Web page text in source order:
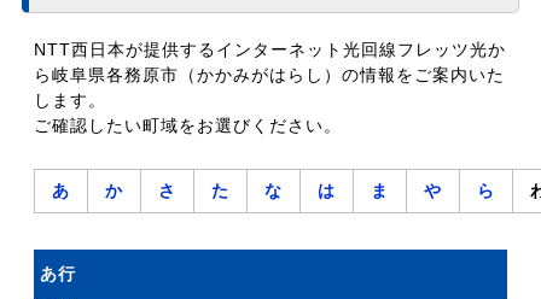
NTT西日本が提供するインターネット光回線フレッツ光か
ら岐阜県各務原市（かかみがはらし）の情報をご案内いた
します。
ご確認したい町域をお選びください。
あ か さ た な は ま や ら
あ行